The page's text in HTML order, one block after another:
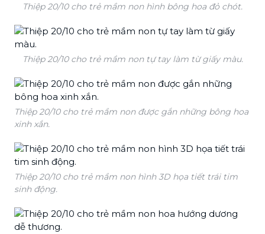
Thiệp 20/10 cho trẻ mầm non hình bông hoa đỏ chót.
Thiệp 20/10 cho trẻ mầm non tự tay làm từ giấy màu.
Thiệp 20/10 cho trẻ mầm non được gắn những bông hoa
xinh xắn.
Thiệp 20/10 cho trẻ mầm non hình 3D họa tiết trái tim
sinh động.